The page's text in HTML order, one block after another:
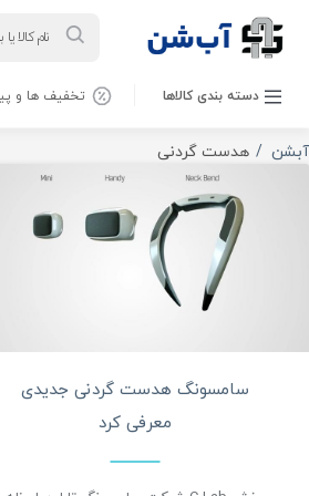
search
دسته بندی کالاها تخفیف ها و
آبشن هدست گردنی
سامسونگ هدست گردنی جدیدی
معرفی کرد